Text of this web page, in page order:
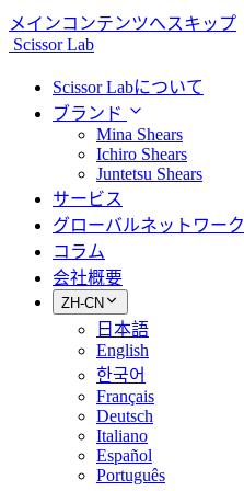
メインコンテンツへスキップ
Scissor Lab
Scissor Labについて
ブランド
Mina Shears
Ichiro Shears
Juntetsu Shears
サービス
グローバルネットワーク
コラム
会社概要
ZH-CN
日本語
English
한국어
Français
Deutsch
Italiano
Español
Português